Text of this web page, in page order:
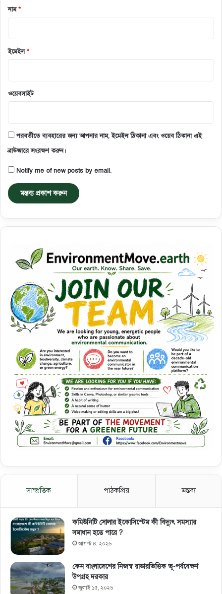
নাম*
ইমেইল*
ওয়েবসাইট
পরবর্তীতে ব্যবহারের জন্য আপনার নাম, ইমেইল ঠিকানা এবং ওয়েব ঠিকানা এই
ব্রাউজারে সংরক্ষণ করুন।
Notify me of new posts by email.
সাম্প্রতিক পাঠকপ্রিয় মন্তব্য
কমিউনিটি সোলার ইকোসিস্টেম কী বিদ্যুৎ সমস্যার
সমাধান হতে পারে ?
আগস্ট ৪, ২০২৬
কেন বাংলাদেশের নিজস্ব রাডারভিত্তিক ভূ-পর্যবেক্ষণ
উপগ্রহ দরকার
জুলাই ১৫, ২০২৬